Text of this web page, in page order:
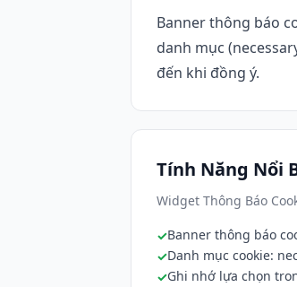
Banner thông báo
danh mục
đến khi đồng ý.
Tính Năng Nổi
Widget Thông Báo
Banner thông báo
Danh mục cookie:
Ghi nhớ lựa chọn